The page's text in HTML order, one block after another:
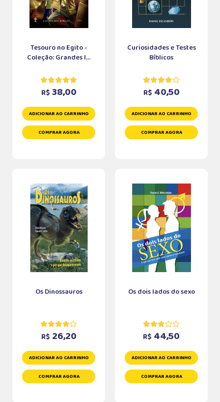
Tesouro no Egito -
Coleção: Grandes I...
R$ 38,00
ADICIONAR AO CARRINHO
COMPRAR AGORA
Curiosidades e Testes
Bíblicos
R$ 40,50
ADICIONAR AO CARRINHO
COMPRAR AGORA
Os Dinossauros
R$ 26,20
ADICIONAR AO CARRINHO
COMPRAR AGORA
Os dois lados do sexo
R$ 44,50
ADICIONAR AO CARRINHO
COMPRAR AGORA